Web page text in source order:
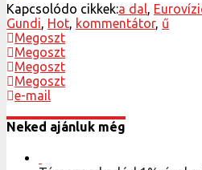
Kapcsolódo cikkek:a dal
Gundi Hot kommentátor, ű
Megoszt
Megoszt
Megoszt
Megoszt
e-mail
Neked ajánluk még